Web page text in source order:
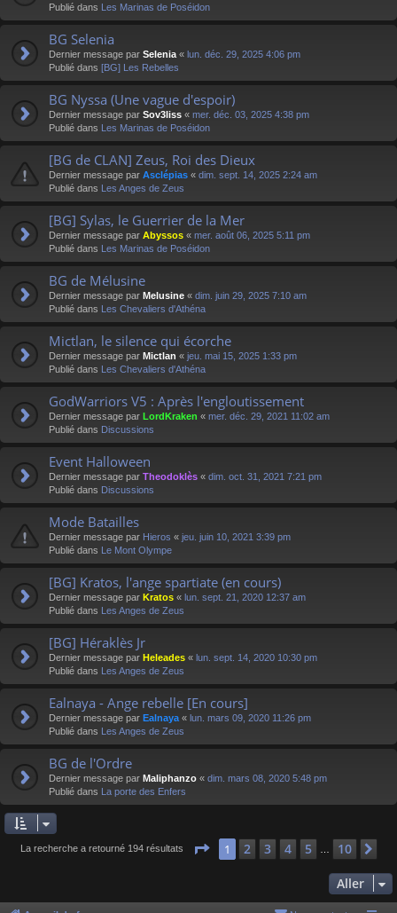
Publié dans Les Marinas de Poséidon
BG Selenia
Dernier message par Selenia « lun. déc. 29, 2025 4:06 pm
Publié dans [BG] Les Rebelles
BG Nyssa (Une vague d'espoir)
Dernier message par Sov3liss « mer. déc. 03, 2025 4:38 pm
Publié dans Les Marinas de Poséidon
[BG de CLAN] Zeus, Roi des Dieux
Dernier message par Asclépias « dim. sept. 14, 2025 2:24 am
Publié dans Les Anges de Zeus
[BG] Sylas, le Guerrier de la Mer
Dernier message par Abyssos « mer. août 06, 2025 5:11 pm
Publié dans Les Marinas de Poséidon
BG de Mélusine
Dernier message par Melusine « dim. juin 29, 2025 7:10 am
Publié dans Les Chevaliers d'Athéna
Mictlan, le silence qui écorche
Dernier message par Mictlan « jeu. mai 15, 2025 1:33 pm
Publié dans Les Chevaliers d'Athéna
GodWarriors V5 : Après l'engloutissement
Dernier message par LordKraken « mer. déc. 29, 2021 11:02 am
Publié dans Discussions
Event Halloween
Dernier message par Theodoklès « dim. oct. 31, 2021 7:21 pm
Publié dans Discussions
Mode Batailles
Dernier message par Hieros « jeu. juin 10, 2021 3:39 pm
Publié dans Le Mont Olympe
[BG] Kratos, l'ange spartiate (en cours)
Dernier message par Kratos « lun. sept. 21, 2020 12:37 am
Publié dans Les Anges de Zeus
[BG] Héraklès Jr
Dernier message par Heleades « lun. sept. 14, 2020 10:30 pm
Publié dans Les Anges de Zeus
Ealnaya - Ange rebelle [En cours]
Dernier message par Ealnaya « lun. mars 09, 2020 11:26 pm
Publié dans Les Anges de Zeus
BG de l'Ordre
Dernier message par Maliphanzo « dim. mars 08, 2020 5:48 pm
Publié dans La porte des Enfers
La recherche a retourné 194 résultats Page 1sur 10
1 2 3 4 5 10
Aller